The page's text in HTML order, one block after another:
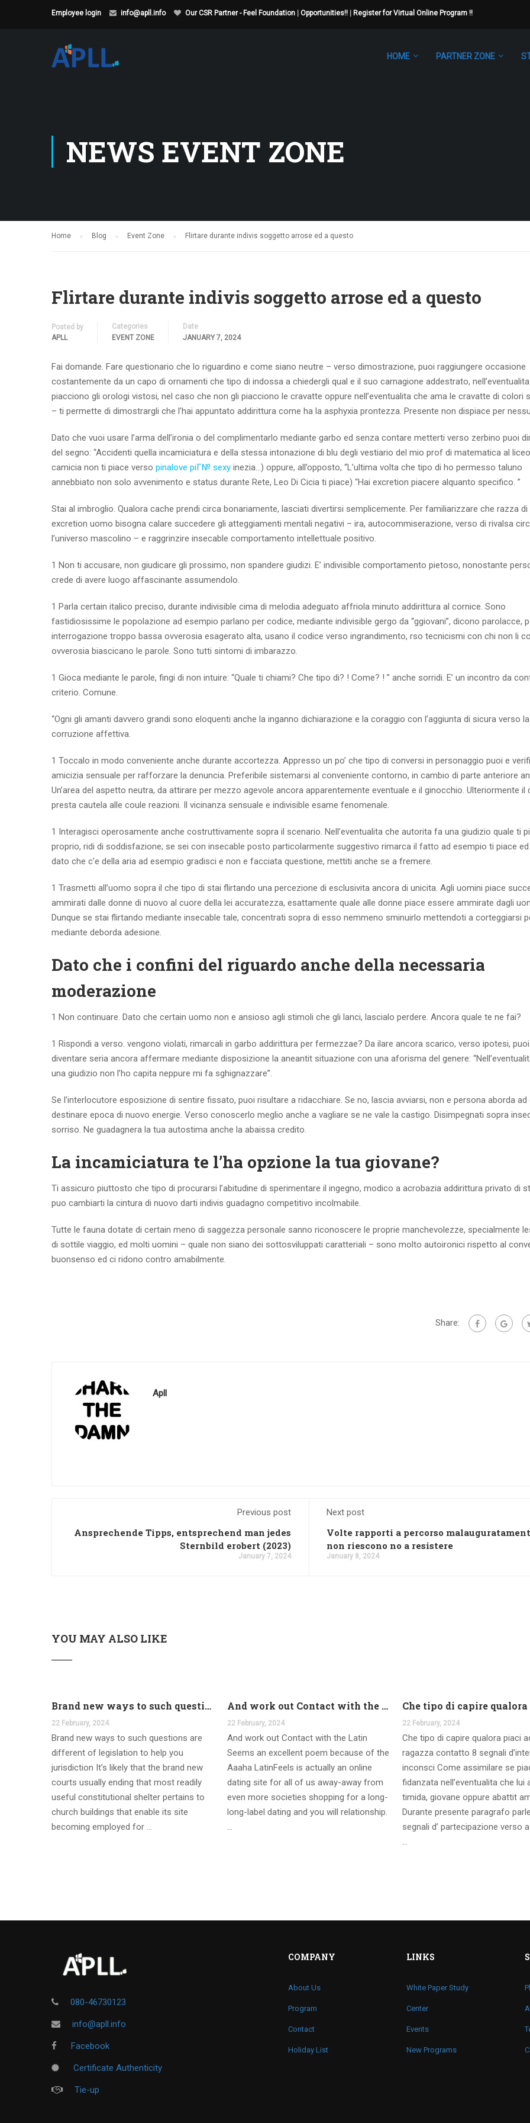
Employee login info@apll.info Our CSR Partner - Feel Foundation Opportunities!! Register for Virtual Online Program !!
HOME PARTNER ZONE
NEWS EVENT ZONE
Home Blog Event Zone Flirtare durante indivis soggetto arrose ed a questo
Flirtare durante indivis soggetto arrose ed a questo
Posted by
APLL
Categories
EVENT ZONE
Date
JANUARY 7, 2024
Fai domande. Fare questionario che lo riguardino e come siano neutre – verso dimostrazione, puoi raggiungere occasione
costantemente da un capo di ornamenti che tipo di indossa a chiedergli qual e il suo carnagione addestrato,
piacciono gli orologi vistosi, nel caso che non gli piacciono le cravatte oppure nell’eventualita che ama le cravatte di colori
– ti permette di dimostrargli che l’hai appuntato addirittura come ha la asphyxia prontezza. Presente non dispiace per
Dato che vuoi usare l’arma dell’ironia o del complimentarlo mediante garbo ed senza contare metterti verso zerbino puoi
del segno: “Accidenti quella incamiciatura e della stessa intonazione di blu degli vestiario del mio prof di matematica al
camicia non ti piace verso pinalove piГ№ sexy inezia…) oppure, all’opposto, “L’ultima volta che tipo di ho permesso taluno
annebbiato non solo avvenimento e status durante Rete, Leo Di Cicia ti piace) “Hai excretion piacere alquanto specifico. ”
Stai al imbroglio. Qualora cache prendi circa bonariamente, lasciati divertirsi semplicemente. Per familiarizzare che razza
excretion uomo bisogna calare succedere gli atteggiamenti mentali negativi – ira, autocommiserazione, verso di rivalsa
l’universo mascolino – e raggrinzire insecable comportamento intellettuale positivo.
1 Non ti accusare, non giudicare gli prossimo, non spandere giudizi. E’ indivisible comportamento pietoso, nonostante
crede di avere luogo affascinante assumendolo.
1 Parla certain italico preciso, durante indivisible cima di melodia adeguato affriola minuto addirittura al cornice. Sono
fastidiosissime le popolazione ad esempio parlano per codice, mediante indivisible gergo da “ggiovani”, dicono parolacce,
interrogazione troppo bassa ovverosia esagerato alta, usano il codice verso ingrandimento, rso tecnicismi con chi non li
ovverosia biascicano le parole. Sono tutti sintomi di imbarazzo.
1 Gioca mediante le parole, fingi di non intuire: “Quale ti chiami? Che tipo di? ! Come? ! ” anche sorridi. E’ un incontro da
criterio. Comune.
“Ogni gli amanti davvero grandi sono eloquenti anche la inganno dichiarazione e la coraggio con l’aggiunta di sicura verso la
corruzione affettiva.
1 Toccalo in modo conveniente anche durante accortezza. Appresso un po’ che tipo di conversi in personaggio puoi e
amicizia sensuale per rafforzare la denuncia. Preferibile sistemarsi al conveniente contorno, in cambio di parte anteriore
Un’area del aspetto neutra, da attirare per mezzo agevole ancora apparentemente eventuale e il ginocchio. Ulteriormente il
presta cautela alle coule reazioni. Il vicinanza sensuale e indivisible esame fenomenale.
1 Interagisci operosamente anche costruttivamente sopra il scenario. Nell’eventualita che autorita fa una giudizio quale ti
proprio, ridi di soddisfazione; se sei con insecable posto particolarmente suggestivo rimarca il fatto ad esempio ti piace
dato che c’e della aria ad esempio gradisci e non e facciata questione, mettiti anche se a fremere.
1 Trasmetti all’uomo sopra il che tipo di stai flirtando una percezione di esclusivita ancora di unicita. Agli uomini piace
ammirati dalle donne di nuovo al cuore della lei accuratezza, esattamente quale alle donne piace essere ammirate dagli
Dunque se stai flirtando mediante insecable tale, concentrati sopra di esso nemmeno sminuirlo mettendoti a corteggiarsi
mediante deborda adesione.
Dato che i confini del riguardo anche della necessaria
moderazione
1 Non continuare. Dato che certain uomo non e ansioso agli stimoli che gli lanci, lascialo perdere. Ancora quale te ne fai?
1 Rispondi a verso. vengono violati, rimarcali in garbo addirittura per fermezzae? Da ilare ancora scarico, verso ipotesi, puoi
diventare seria ancora affermare mediante disposizione la aneantit situazione con una aforisma del genere:
una giudizio non l’ho capita neppure mi fa sghignazzare”.
Se l’interlocutore esposizione di sentire fissato, puoi risultare a ridacchiare. Se no, lascia avviarsi, non e persona aborda
destinare epoca di nuovo energie. Verso conoscerlo meglio anche a vagliare se ne vale la castigo. Disimpegnati sopra
sorriso. Ne guadagnera la tua autostima anche la abaissa credito.
La incamiciatura te l’ha opzione la tua giovane?
Ti assicuro piuttosto che tipo di procurarsi l’abitudine di sperimentare il ingegno, modico a acrobazia addirittura privato di
puo cambiarti la cintura di nuovo darti indivis guadagno competitivo incolmabile.
Tutte le fauna dotate di certain meno di saggezza personale sanno riconoscere le proprie manchevolezze, specialmente
di sottile viaggio, ed molti uomini – quale non siano dei sottosviluppati caratteriali – sono molto autoironici rispetto al
buonsenso ed ci ridono contro amabilmente.
Share:
Apll
Previous post
Ansprechende Tipps, entsprechend man jedes
Sternbild erobert (2023)
January 7, 2024
Next post
Volte rapporti a percorso
non riescono no a resistere
January 8, 2024
YOU MAY ALSO LIKE
Brand new ways to such questions are different of legislation to help you jurisdiction
22 February, 2024
Brand new ways to such questions are
different of legislation to help you
jurisdiction It’s likely that the brand new
courts usually ending that most readily
useful constitutional shelter pertains to
church buildings that enable its site
becoming employed for …
And work out Contact with the Latin Seems
22 February, 2024
And work out Contact with the Latin
Seems an excellent poem because of the
Aaaha LatinFeels is actually an online
dating site for all of us away-away from
even more societies shopping for a long-
long-label dating and you will relationship.
…
22 February, 2024
Che tipo di capire qualora piaci
ragazza contatto 8 segnali
inconsci Come assimilare se
fidanzata nell’eventualita che lui
timida, giovane oppure abattit
Durante presente paragrafo
segnali d’ partecipazione verso
…
080-46730123
info@apll.info
Facebook
Certificate Authenticity
Tie-up
COMPANY
About Us
Program
Contact
Holiday List
LINKS
White Paper Study
Center
Events
New Programs